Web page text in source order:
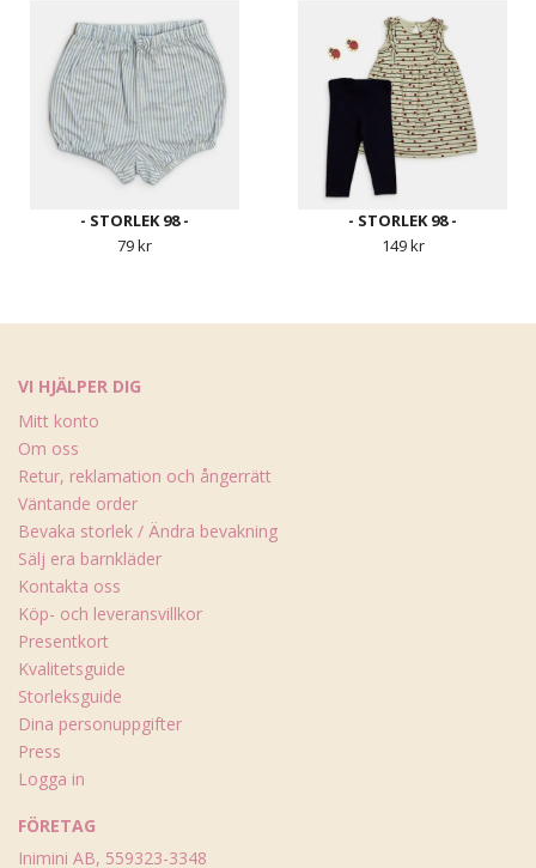
- STORLEK 98 -
79 kr
- STORLEK 98 -
149 kr
VI HJÄLPER DIG
Mitt konto
Om oss
Retur, reklamation och ångerrätt
Väntande order
Bevaka storlek / Ändra bevakning
Sälj era barnkläder
Kontakta oss
Köp- och leveransvillkor
Presentkort
Kvalitetsguide
Storleksguide
Dina personuppgifter
Press
Logga in
FÖRETAG
Inimini AB, 559323-3348